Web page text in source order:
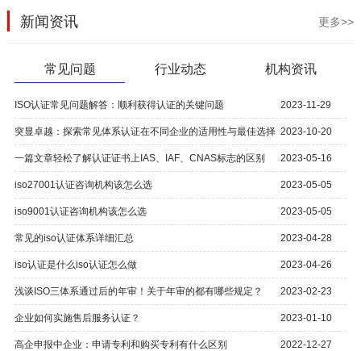
新闻资讯 更多>>
常见问题 行业动态 机构资讯
ISO认证常见问题解答：顺利获得认证的关键问题 2023-11-29
突显卓越：探索常见体系认证在不同企业的适用性与最佳选择 2023-10-20
一篇文章轻松了解认证证书上IAS、IAF、CNAS标志的区别 2023-05-16
iso27001认证咨询机构该怎么选 2023-05-05
iso9001认证咨询机构该怎么选 2023-05-05
常见的iso认证体系详细汇总 2023-04-28
iso认证是什么iso认证怎么做 2023-04-26
浅谈ISO三体系通过后的年审！关于年审的都有哪些规定？ 2023-02-23
企业如何实施售后服务认证？ 2023-01-10
高企申报中企业：申请专利和购买专利有什么区别 2022-12-27